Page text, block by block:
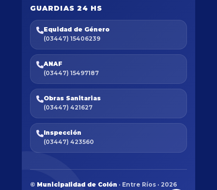
GUARDIAS 24 HS
Equidad de Género
(03447) 15406239
ANAF
(03447) 15497187
Obras Sanitarias
(03447) 421627
Inspección
(03447) 423560
© Municipalidad de Colón · Entre Ríos · 2026